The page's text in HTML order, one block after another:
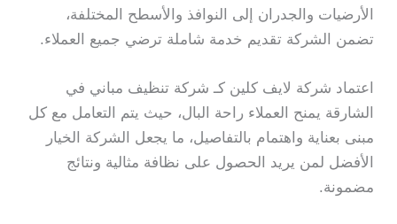
الأرضيات والجدران إلى النوافذ والأسطح المختلفة،
تضمن الشركة تقديم خدمة شاملة ترضي جميع العملاء.
اعتماد شركة لايف كلين كـ شركة تنظيف مباني في
الشارقة يمنح العملاء راحة البال، حيث يتم التعامل مع كل
مبنى بعناية واهتمام بالتفاصيل، ما يجعل الشركة الخيار
الأفضل لمن يريد الحصول على نظافة مثالية ونتائج
مضمونة.